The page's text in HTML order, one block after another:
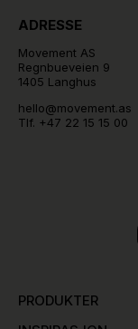
ADRESSE
Movement AS
Regnbueveien 9
1405 Langhus
hello@movement.as
Tlf. +47 22 15 15 00
PRODUKTER